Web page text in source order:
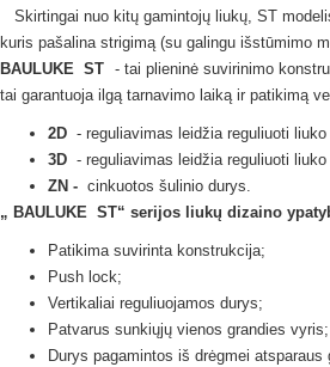
Skirtingai nuo kitų gamintojų liukų, ST
kuris pašalina strigimą (su galingu išstūmimo
BAULUKE ST - tai plieninė suvirinimo
tai garantuoja ilgą tarnavimo laiką ir patikimą
2D - reguliavimas leidžia reguliuoti
3D - reguliavimas leidžia reguliuoti
ZN - cinkuotos šulinio durys.
„ BAULUKE ST“ serijos liukų dizaino
Patikima suvirinta konstrukcija;
Push lock;
Vertikaliai reguliuojamos durys;
Patvarus sunkiųjų vienos grandies vyris;
Durys pagamintos iš drėgmei atsparaus